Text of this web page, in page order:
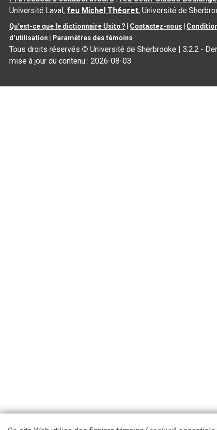
Université Laval,feu Michel Théoret, Université de
Qu’est-ce que le dictionnaire Usito ? | Contactez-nous |
d’utilisation | Paramètres des témoins
Tous droits réservés © Université de Sherbrooke |3.2.2 -
mise à jour du contenu :2026-08-03